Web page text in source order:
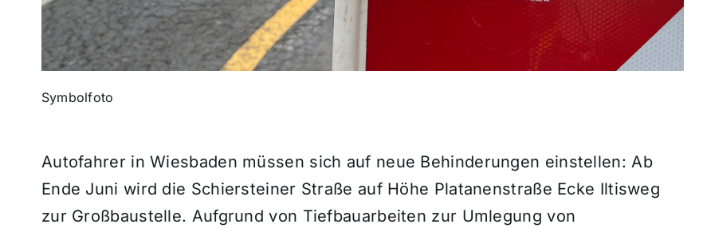
Symbolfoto
Autofahrer in Wiesbaden müssen sich auf neue Behinderungen einstellen: Ab
Ende Juni wird die Schiersteiner Straße auf Höhe Platanenstraße Ecke Iltisweg
zur Großbaustelle. Aufgrund von Tiefbauarbeiten zur Umlegung von